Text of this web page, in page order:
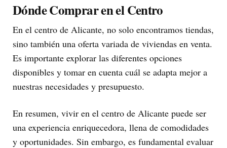
Dónde Comprar en el Centro
En el centro de Alicante, no solo encontramos tiendas,
sino también una oferta variada de viviendas en venta.
Es importante explorar las diferentes opciones
disponibles y tomar en cuenta cuál se adapta mejor a
nuestras necesidades y presupuesto.
En resumen, vivir en el centro de Alicante puede ser
una experiencia enriquecedora, llena de comodidades
y oportunidades. Sin embargo, es fundamental evaluar